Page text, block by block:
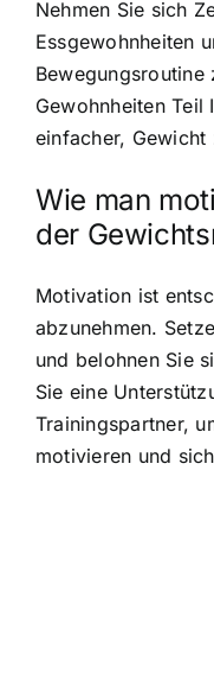
Nehmen Sie sich
Essgewohnheiten
Gewohnheiten
einfacher,
Wie man
der
Motivation ist
abzunehmen.
und belohnen Sie
Sie eine
Trainingspartner,
motivieren und